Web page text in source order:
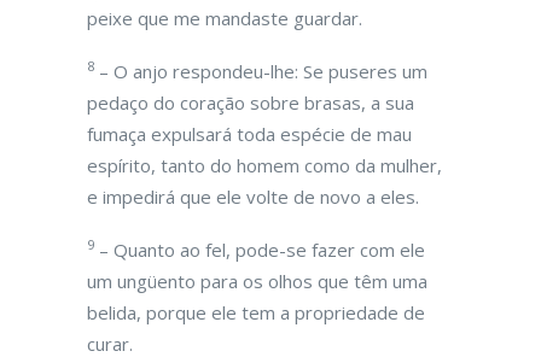
peixe que me mandaste guardar.
8 – O anjo respondeu-lhe: Se puseres um
pedaço do coração sobre brasas, a sua
fumaça expulsará toda espécie de mau
espírito, tanto do homem como da mulher,
e impedirá que ele volte de novo a eles.
9 – Quanto ao fel, pode-se fazer com ele
um ungüento para os olhos que têm uma
belida, porque ele tem a propriedade de
curar.